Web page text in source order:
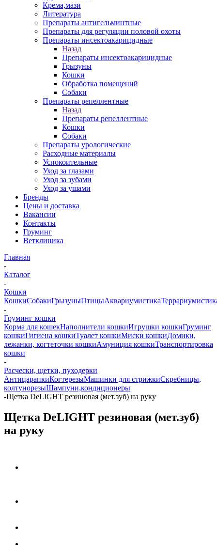
Крема,мази
Литература
Препараты антигельминтные
Препараты для регуляции половой охоты
Препараты инсектоакарицидные
Назад
Препараты инсектоакарицидные
Грызуны
Кошки
Обработка помещений
Собаки
Препараты репеллентные
Назад
Препараты репеллентные
Кошки
Собаки
Препараты урологические
Расходные материалы
Успокоительные
Уход за глазами
Уход за зубами
Уход за ушами
Бренды
Цены и доставка
Вакансии
Контакты
Груминг
Ветклиника
Главная
-
Каталог
-
Кошки
КошкиСобакиГрызуныПтицыАквариумистика
-
Груминг кошки
Корма для кошекНаполнители кошкиИгрушки кошкиГруминг
кошкиГигиена кошкиТуалет кошкиМиски кошкиДомики,
лежанки, когтеточки кошкиАмуниция кошкиТранспортировка
кошки
-
Расчески, щетки, пуходерки
АнтицарапкиКогтерезыМашинки для стрижкиСкребницы,
колтунорезыШампуни,кондиционеры
-Щетка DeLIGHT резиновая (мет.зуб) на руку
Щетка DeLIGHT резиновая (мет.зуб)
на руку